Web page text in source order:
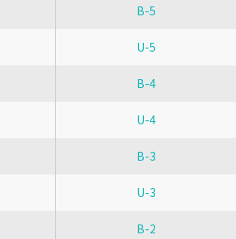
B-5
U-5
B-4
U-4
B-3
U-3
B-2